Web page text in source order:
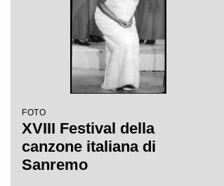
FOTO
XVIII Festival della
canzone italiana di
Sanremo